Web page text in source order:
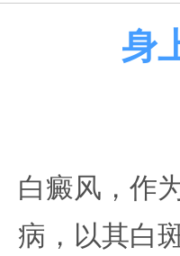
身
白癜风，作
病，以其白